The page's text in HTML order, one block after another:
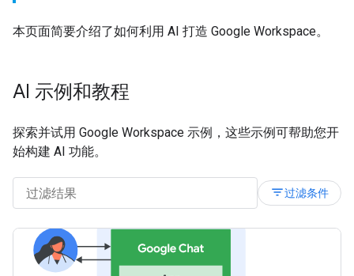
本页面简要介绍了如何利用 AI 打造 Google Workspace。
AI 示例和教程
探索并试用 Google Workspace 示例，这些示例可帮助您开
始构建 AI 功能。
filter_list过滤条件